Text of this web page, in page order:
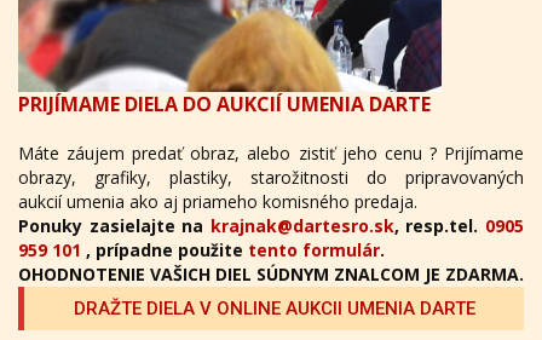
PRIJÍMAME DIELA DO AUKCIÍ UMENIA DARTE
Máte záujem predať obraz, alebo zistiť jeho cenu ? Prijímame
obrazy, grafiky, plastiky, starožitnosti do pripravovaných
aukcií umenia ako aj priameho komisného predaja.
Ponuky zasielajte na krajnak@dartesro.sk, resp.tel. 0905
959 101 , prípadne použite tento formulár.
OHODNOTENIE VAŠICH DIEL SÚDNYM ZNALCOM JE ZDARMA.
DRAŽTE DIELA V ONLINE AUKCII UMENIA DARTE